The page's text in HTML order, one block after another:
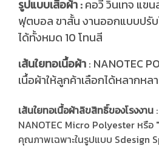
รูปแบบเสื้อผ้า :คอวี วินเทจ แขน
ฟุตบอล ขาสั้น งานออกแบบปรับ
ได้ทั้งหมด 10 โทนสี
เส้นใยทอเนื้อผ้า: NANOTEC
เนื้อผ้าให้ลูกค้าเลือกได้หลากหล
เส้นใยทอเนื้อผ้าลิขสิทธิ์ของโรงงาน
NANOTEC Micro Polyester หรือ
คุณภาพเฉพาะในรูปแบบ Sdesign